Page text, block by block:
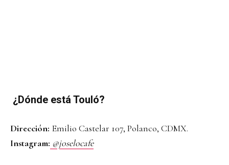
¿Dónde está Touló?
Dirección: Emilio Castelar 107, Polanco, CDMX.
Instagram: @joselocafe